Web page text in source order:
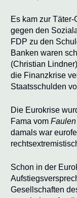
Es kam zur
gegen den
FDP zu den
Banken waren
(Christian
die Finanzkrise
Staatsschulden
Die Eurokrise
Fama vom
damals war
Schon in der
Gesellschaften